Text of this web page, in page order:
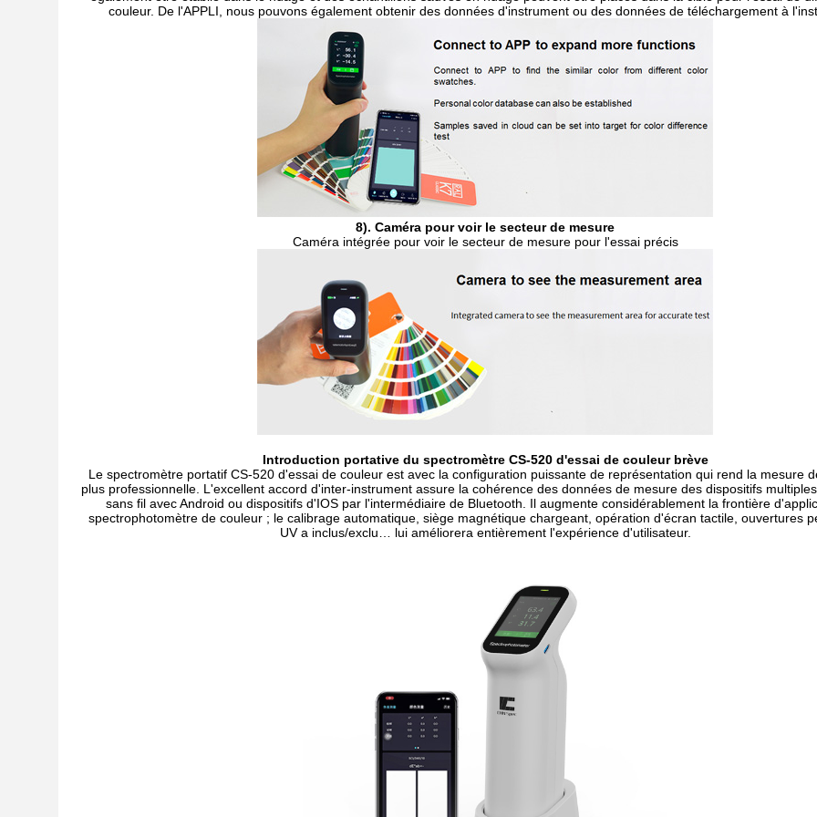
couleur. De l'APPLI, nous pouvons également obtenir des données d'instrument ou des données de téléchargement à
8). Caméra pour voir le secteur de mesure
Caméra intégrée pour voir le secteur de mesure pour l'essai précis
Introduction portative du spectromètre CS-520 d'essai de couleur brève
Le spectromètre portatif CS-520 d'essai de couleur est avec la configuration puissante de représentation qui rend la mesure
plus professionnelle. L'excellent accord d'inter-instrument assure la cohérence des données de mesure des dispositifs
sans fil avec Android ou dispositifs d'IOS par l'intermédiaire de Bluetooth. Il augmente considérablement la frontière
spectrophotomètre de couleur ; le calibrage automatique, siège magnétique chargeant, opération d'écran tactile, ouvertures
UV a inclus/exclu… lui améliorera entièrement l'expérience d'utilisateur.